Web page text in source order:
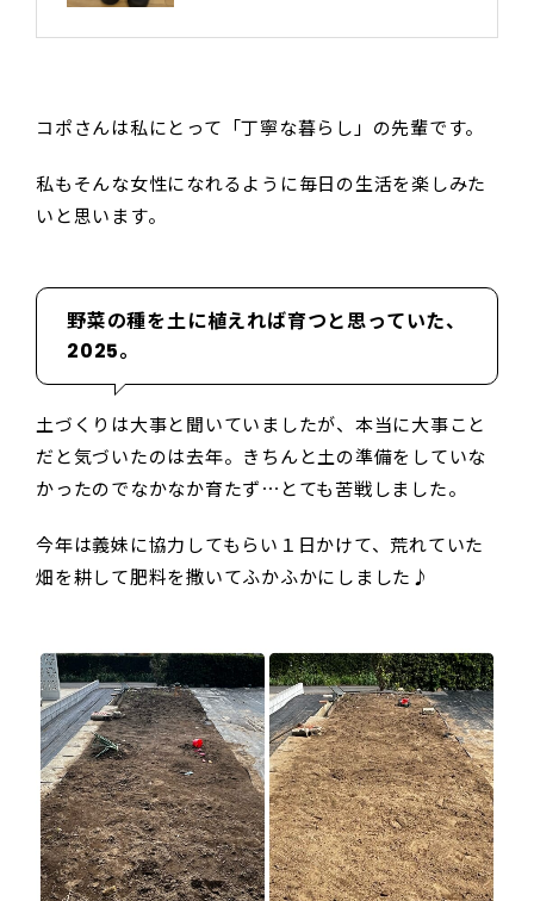
コポさんは私にとって「丁寧な暮らし」の先輩です。
私もそんな女性になれるように毎日の生活を楽しみた
いと思います。
野菜の種を土に植えれば育つと思っていた、
2025。
土づくりは大事と聞いていましたが、本当に大事こと
だと気づいたのは去年。きちんと土の準備をしていな
かったのでなかなか育たず⋯とても苦戦しました。
今年は義妹に協力してもらい１日かけて、荒れていた
畑を耕して肥料を撒いてふかふかにしました♪